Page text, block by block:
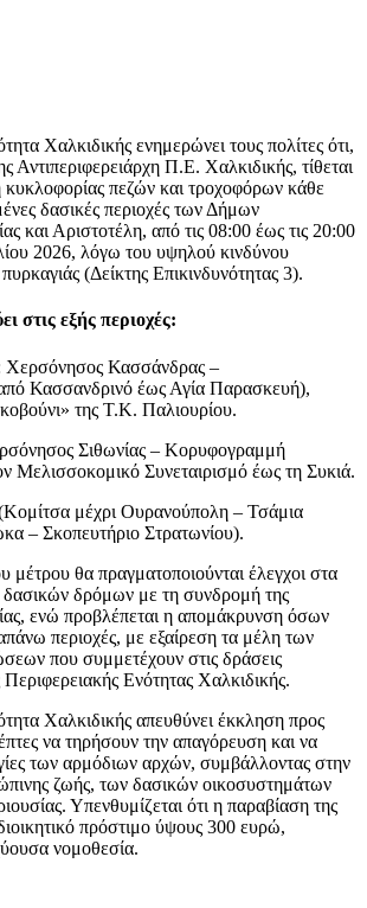
Χαλκιδικής ενημερώνει τους πολίτες ότι,
Αντιπεριφερειάρχη Π.Ε. Χαλκιδικής, τίθεται
πεζών και τροχοφόρων κάθε
δασικές περιοχές των Δήμων
και Αριστοτέλη, από τις 08:00 έως τις 20:00
2026, λόγω του υψηλού κινδύνου
(Δείκτης Επικινδυνότητας 3).
στις εξής περιοχές:
Κασσάνδρας –
Κασσανδρινό έως Αγία Παρασκευή),
της Τ.Κ. Παλιουρίου.
Σιθωνίας – Κορυφογραμμή
Μελισσοκομικό Συνεταιρισμό έως τη Συκιά.
μέχρι Ουρανούπολη – Τσάμια
– Σκοπευτήριο Στρατωνίου).
μέτρου θα πραγματοποιούνται έλεγχοι στα
δασικών δρόμων με τη συνδρομή της
ενώ προβλέπεται η απομάκρυνση όσων
περιοχές, με εξαίρεση τα μέλη των
που συμμετέχουν στις δράσεις
Ενότητας Χαλκιδικής.
Χαλκιδικής απευθύνει έκκληση προς
να τηρήσουν την απαγόρευση και να
των αρμόδιων αρχών, συμβάλλοντας στην
ζωής, των δασικών οικοσυστημάτων
Υπενθυμίζεται ότι η παραβίαση της
πρόστιμο ύψους 300 ευρώ,
νομοθεσία.